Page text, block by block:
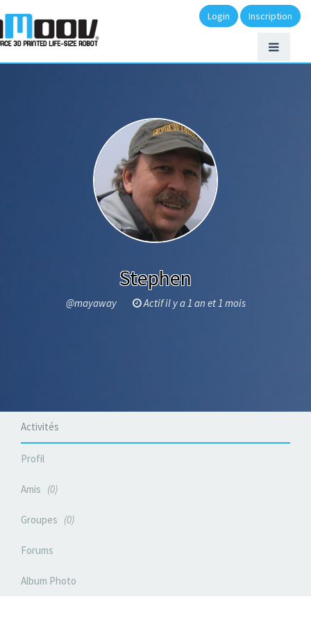
Login Inscription
Stephen
@mayaway Actif il y a 1 an et 1 mois
Activités
Profil
Amis 0
Groupes 0
Forums
Album Photo